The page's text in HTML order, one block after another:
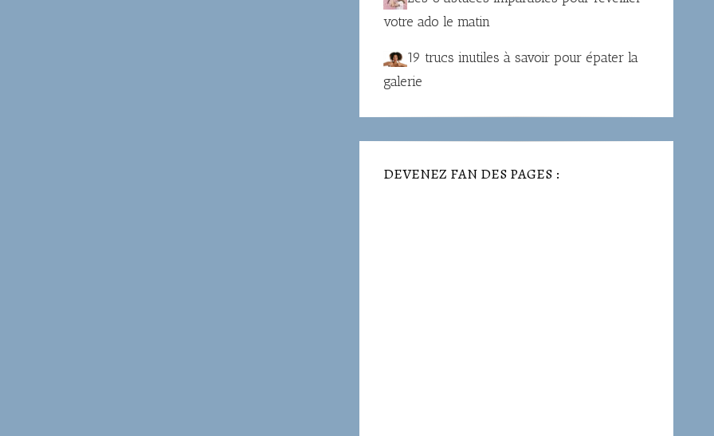
votre ado le matin
19 trucs inutiles à savoir pour épater la
galerie
DEVENEZ FAN DES PAGES :